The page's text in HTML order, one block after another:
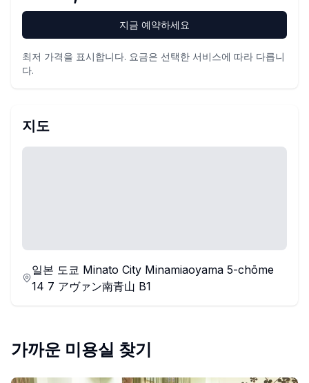
지금 예약하세요
최저 가격을 표시합니다. 요금은 선택한 서비스에 따라 다릅니
다.
지도
일본 도쿄 Minato City Minamiaoyama 5-chōme
14 7 アヴァン南青山 B1
가까운 미용실 찾기